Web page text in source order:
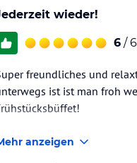
wieder!
6 / 6
freundliches und
ist ist man froh
anzeigen